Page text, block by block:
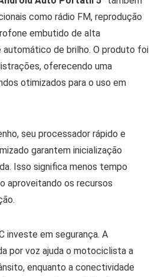
como rádio FM, reprodução
embutido de alta
de brilho. O produto foi
oferecendo uma
otimizados para o uso em
seu processador rápido e
garantem inicialização
Isso significa menos tempo
aproveitando os recursos
investe em segurança. A
por voz ajuda o motociclista a
enquanto a conectividade